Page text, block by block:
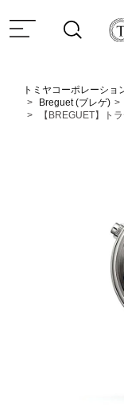
トミヤコーポレーショ
Breguet (ブレゲ)
【BREGUET】ト